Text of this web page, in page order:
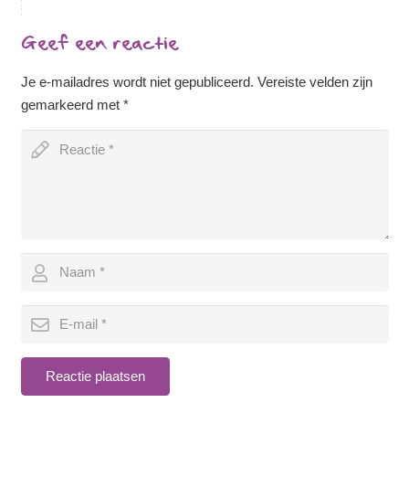
Geef een reactie
Je e-mailadres wordt niet gepubliceerd. Vereiste velden zijn
gemarkeerd met *
Reactie plaatsen